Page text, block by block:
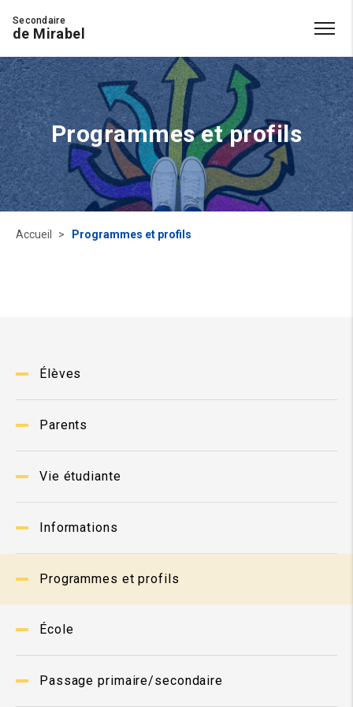
Secondaire
de Mirabel
Programmes et profils
Élèves
Parents
Vie étudiante
Informations
Programmes et profils
École
Passage primaire/secondaire
Accueil Programmes et profils